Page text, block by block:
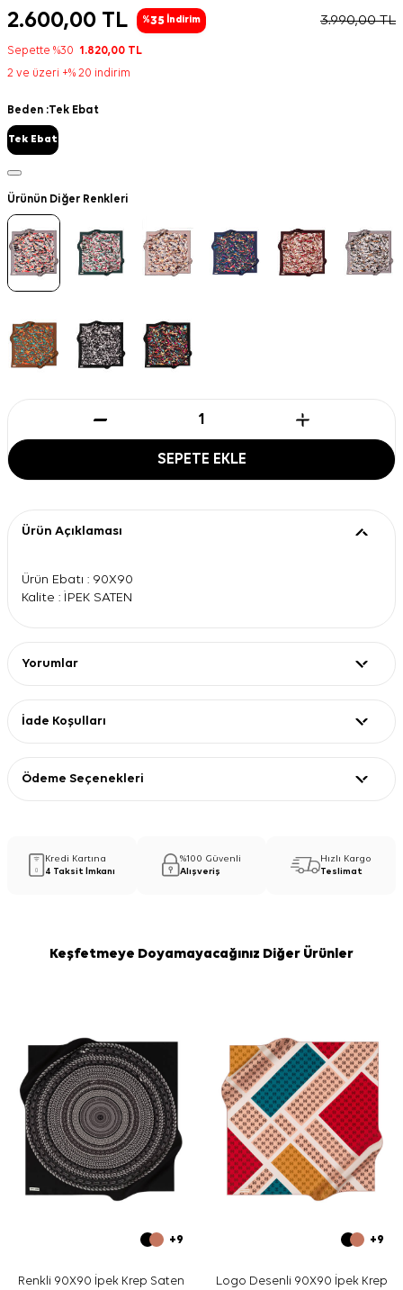
2.600,00 TL %35 İndirim 3.990,00TL
Sepette %30 1.820,00 TL
2 ve üzeri +% 20 indirim
Beden :Tek Ebat
Tek Ebat
Ürünün Diğer Renkleri
SEPETE EKLE
Ürün Açıklaması
Ürün Ebatı : 90X90
Kalite : İPEK SATEN
Yorumlar
İade Koşulları
Ödeme Seçenekleri
Kredi Kartına
4 Taksit İmkanı
%100 Güvenli
Alışveriş
Hızlı Kargo
Teslimat
Keşfetmeye Doyamayacağınız Diğer Ürünler
+9
Renkli 90X90 İpek Krep Saten
+9
Logo Desenli 90X90 İpek Krep